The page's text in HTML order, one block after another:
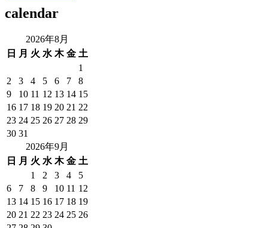
calendar
2026年8月
日
月 火 水 木 金 土
1
2
3 4 5 6 7
8
9
10 11 12 13 14 15
16 17 18 19 20 21 22
23 24 25 26 27 28 29
30 31
2026年9月
日
月 火 水 木 金 土
1
2 3 4
5
6
7 8 9 10 11 12
13 14 15 16 17 18 19
20 21 22 23 24 25 26